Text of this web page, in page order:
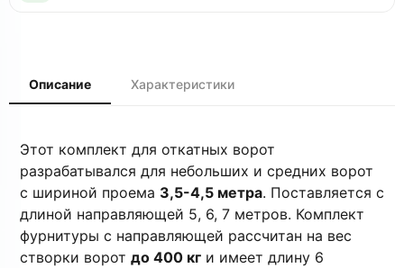
Описание Характеристики
Этот комплект для откатных ворот
разрабатывался для небольших и средних ворот
с шириной проема 3,5-4,5 метра. Поставляется с
длиной направляющей 5, 6, 7 метров. Комплект
фурнитуры с направляющей рассчитан на вес
створки ворот до 400 кг и имеет длину 6